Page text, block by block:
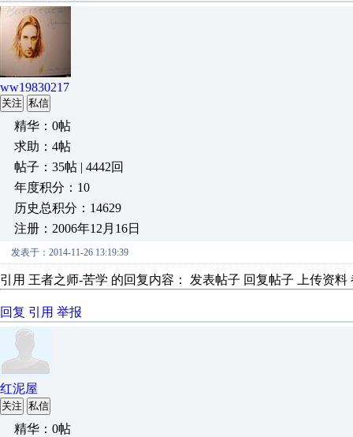
ww19830217
关注 私信
精华：0帖
求助：4帖
帖子：35帖 | 4442回
年度积分：10
历史总积分：14629
注册：2006年12月16日
发表于：2014-11-26 13:19:39
引用 王者之师-苦学 的回复内容： 发表帖子 回复帖子 上传资料
回复 引用 举报
红泥屋
关注 私信
精华：0帖